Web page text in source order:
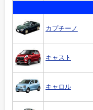
カプチーノ
キャスト
キャロル